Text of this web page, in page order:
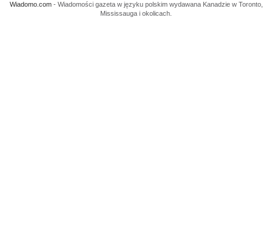
Wiadomo.com- Wiadomości gazeta w języku polskim wydawana Kanadzie w Toronto,
Mississauga i okolicach.